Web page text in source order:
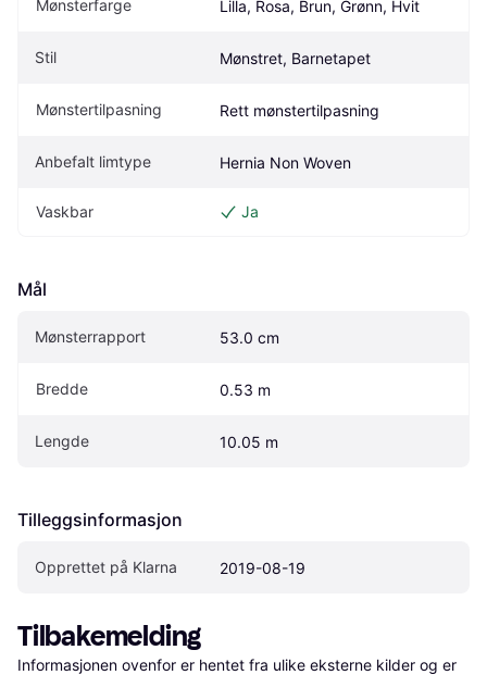
Mønsterfarge Lilla, Rosa, Brun, Grønn, Hvit
Stil Mønstret, Barnetapet
Mønstertilpasning Rett mønstertilpasning
Anbefalt limtype Hernia Non Woven
Vaskbar Ja
Mål
Mønsterrapport 53.0 cm
Bredde 0.53 m
Lengde 10.05 m
Tilleggsinformasjon
Opprettet på Klarna 2019-08-19
Tilbakemelding
Informasjonen ovenfor er hentet fra ulike eksterne kilder og er